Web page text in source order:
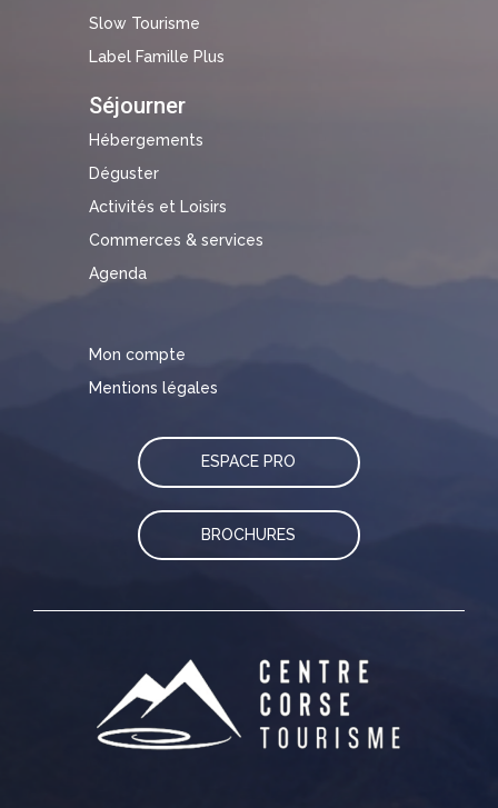
Slow Tourisme
Label Famille Plus
Séjourner
Hébergements
Déguster
Activités et Loisirs
Commerces & services
Agenda
Mon compte
Mentions légales
ESPACE PRO
BROCHURES